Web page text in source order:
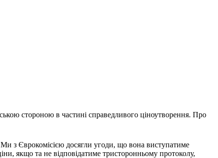
стороною в частині справедливого ціноутворення. Про
з Єврокомісією досягли угоди, що вона виступатиме
якщо та не відповідатиме тристоронньому протоколу,